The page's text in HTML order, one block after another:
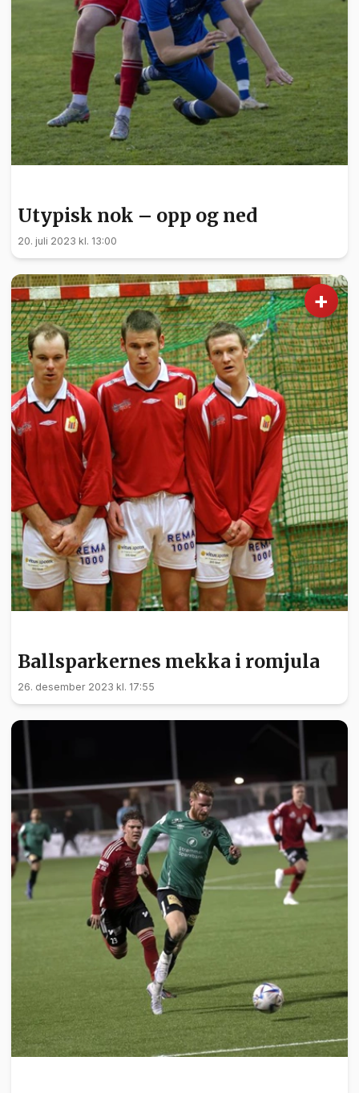
Utypisk nok – opp og ned
20. juli 2023 kl. 13:00
+
Ballsparkernes mekka i romjula
26. desember 2023 kl. 17:55